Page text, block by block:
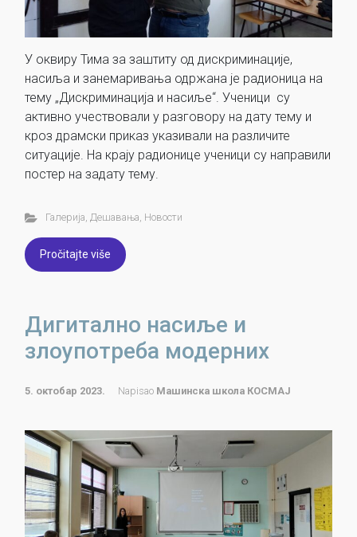
У оквиру Тима за заштиту од дискриминације,
насиља и занемаривања одржана је радионица на
тему „Дискриминација и насиље“. Ученици су
активно учествовали у разговору на дату тему и
кроз драмски приказ указивали на различите
ситуације. На крају радионице ученици су направили
постер на задату тему.
Галерија Дешавања Новости
Pročitajte više
Дигитално насиље и
злоупотреба модерних
5. октобар 2023. Napisao Машинска школа КОСМАЈ